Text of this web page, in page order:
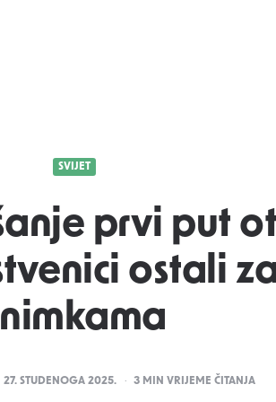
SVIJET
prvi put
ostali
27. STUDENOGA 2025. 3 MIN VRIJEME ČITANJA